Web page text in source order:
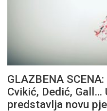
GLAZBENA
Cvikić, Dedić, Gall…
predstavlja novu